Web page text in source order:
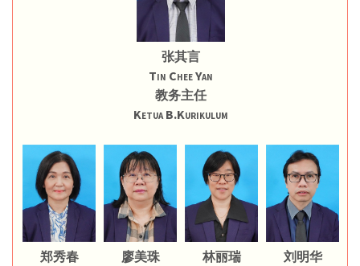
张其言
Tin Chee Yan
教务主任
Ketua B.Kurikulum
郑秀春
廖美珠
林丽瑞
刘明华